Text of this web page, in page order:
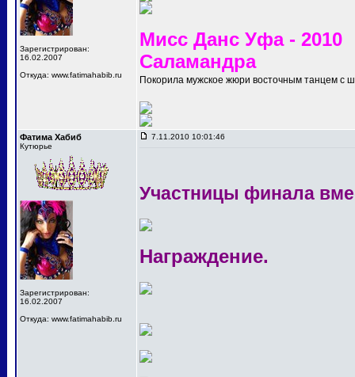
Зарегистрирован:
16.02.2007
Откуда: www.fatimahabib.ru
Мисс Данс Уфа - 2010
Саламандра
Покорила мужское жюри восточным танцем с
Фатима Хабиб
Кутюрье
Зарегистрирован:
16.02.2007
Откуда: www.fatimahabib.ru
7.11.2010 10:01:46
Участницы финала
Награждение.